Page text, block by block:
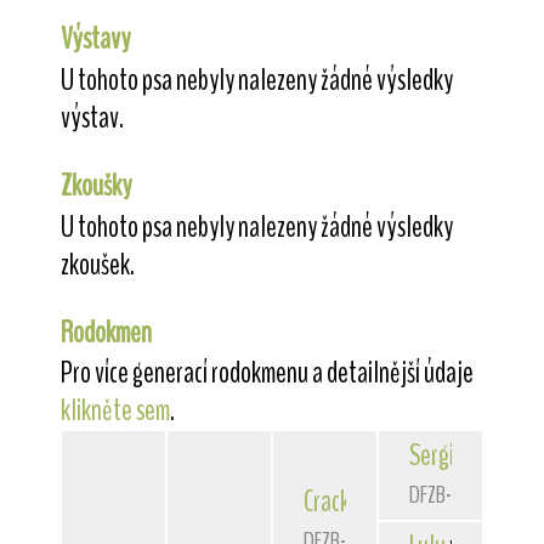
Výstavy
U tohoto psa nebyly nalezeny žádné výsledky
výstav.
Zkoušky
U tohoto psa nebyly nalezeny žádné výsledky
zkoušek.
Rodokmen
Pro více generací rodokmenu a detailnější údaje
klikněte sem.
Crack von der
Sergio
DFZB-86 3285